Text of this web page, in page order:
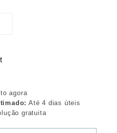
agora
Até 4 dias úteis
gratuita